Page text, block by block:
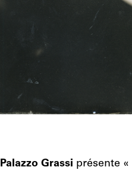
Palazzo Grassi présente «